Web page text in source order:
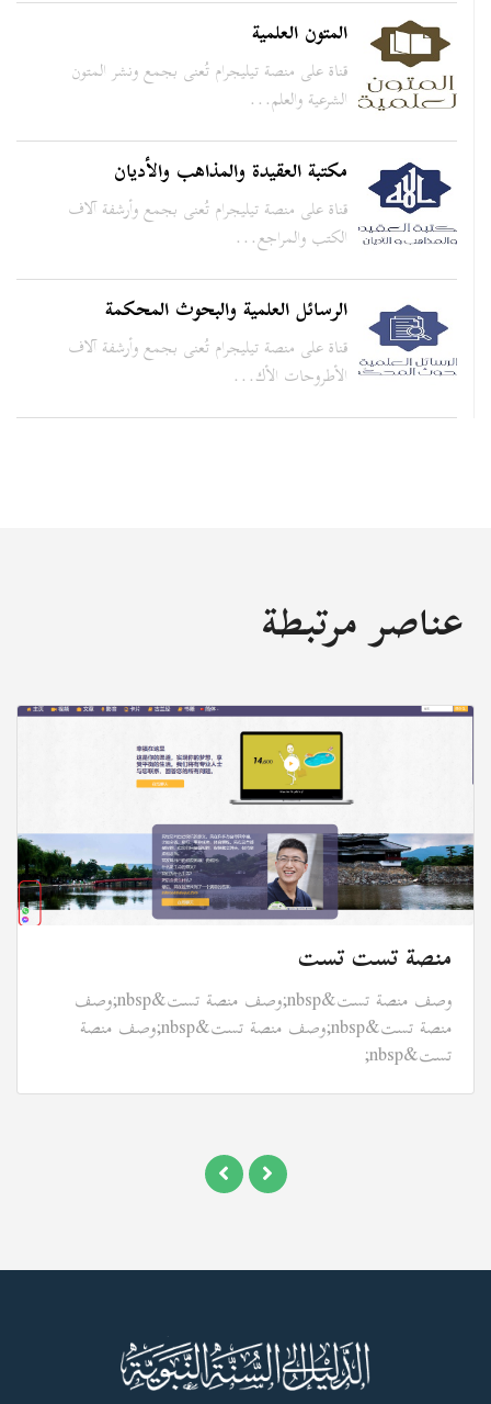
المتون العلمية
قناة على منصة تيليجرام تُعنى بجمع ونشر المتون
الشرعية والعلم...
مكتبة العقيدة والمذاهب والأديان
قناة على منصة تيليجرام تُعنى بجمع وأرشفة آلاف
الكتب والمراجع...
الرسائل العلمية والبحوث المحكمة
قناة على منصة تيليجرام تُعنى بجمع وأرشفة آلاف
الأطروحات الأك...
عناصر مرتبطة
منصة تست تست
وصف منصة تست&nbsp;وصف منصة تست&nbsp;وصف
منصة تست&nbsp;وصف منصة تست&nbsp;وصف منصة
تست&nbsp;